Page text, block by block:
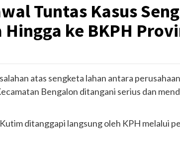
Tuntas Kasus
ke BKPH
atas sengketa lahan antara
Bengalon ditangani serius dan
ditanggapi langsung oleh KPH melalui